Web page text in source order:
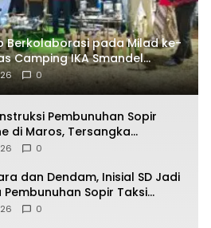
Berkolaborasi pada Milad ke-
Camping IKA Smandel
Malino
0
Pembunuhan Sopir
di Maros, Tersangka
Adegan
0
dan Dendam, Inisial SD Jadi
Sopir Taksi
0